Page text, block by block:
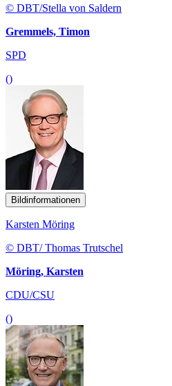
© DBT/Stella von Saldern
Gremmels, Timon
SPD
()
Bildinformationen
Karsten Möring
© DBT/ Thomas Trutschel
Möring, Karsten
CDU/CSU
()